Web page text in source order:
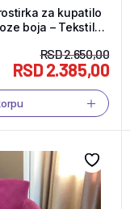
za kupatilo
boja – Tekstil
RSD2.650,00
RSD2.385,00